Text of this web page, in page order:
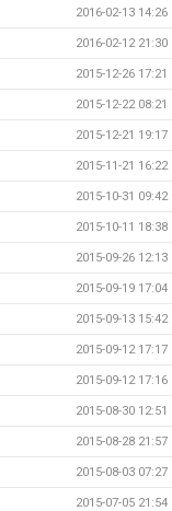
2016-02-13 14:26
2016-02-12 21:30
2015-12-26 17:21
2015-12-22 08:21
2015-12-21 19:17
2015-11-21 16:22
2015-10-31 09:42
2015-10-11 18:38
2015-09-26 12:13
2015-09-19 17:04
2015-09-13 15:42
2015-09-12 17:17
2015-09-12 17:16
2015-08-30 12:51
2015-08-28 21:57
2015-08-03 07:27
2015-07-05 21:54